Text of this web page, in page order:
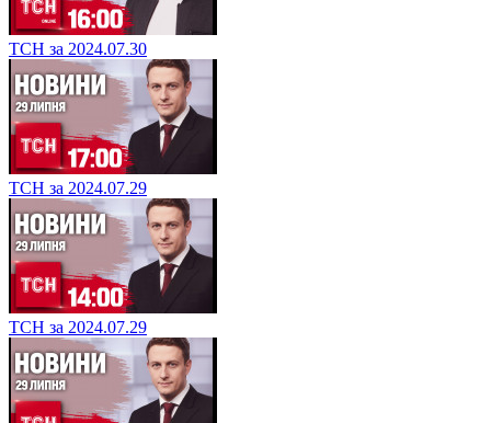
ТСН за 2024.07.30
ТСН за 2024.07.29
ТСН за 2024.07.29